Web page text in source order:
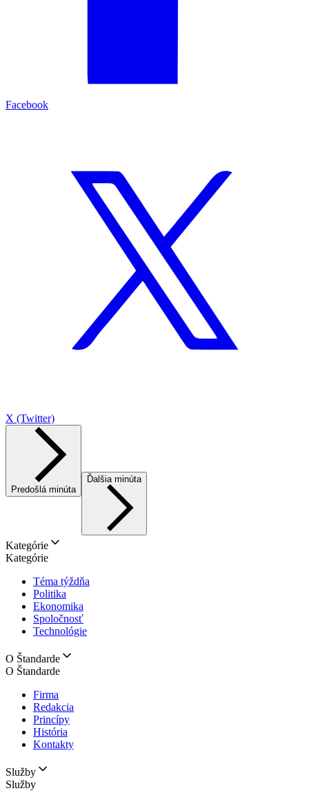
Facebook
X (Twitter)
Predošlá minúta
Ďalšia minúta
Kategórie
Kategórie
Téma týždňa
Politika
Ekonomika
Spoločnosť
Technológie
O Štandarde
O Štandarde
Firma
Redakcia
Princípy
História
Kontakty
Služby
Služby